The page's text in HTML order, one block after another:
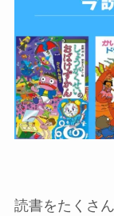
読書をたくさ